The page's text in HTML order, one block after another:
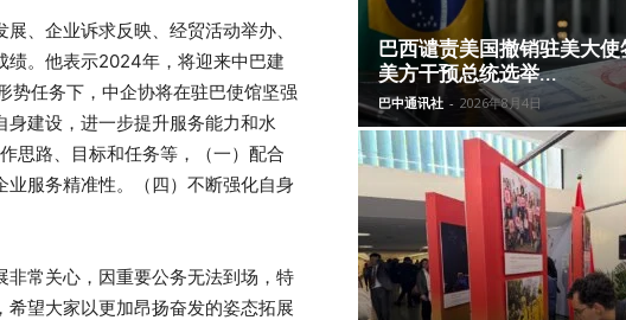
、企业诉求反映、经贸活动举办、
绩。他表示2024年，将迎来中巴建
势任务下，中企协将在驻巴使馆坚强
建设，进一步提升服务能力和水
思路、目标和任务等，（一）配合
服务精准性。（四）不断强化自身
常关心，因重要公务无法到场，特
望大家以更加昂扬奋发的姿态拓展
巴西谴责美国撤销驻美大使
美方干预总统选举...
巴中通讯社 - 2026年8月4日